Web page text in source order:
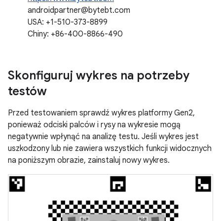
androidpartner@bytebt.com
USA: +1-510-373-8899
Chiny: +86-400-8866-490
Skonfiguruj wykres na potrzeby
testów
Przed testowaniem sprawdź wykres platformy Gen2,
ponieważ odciski palców i rysy na wykresie mogą
negatywnie wpłynąć na analizę testu. Jeśli wykres jest
uszkodzony lub nie zawiera wszystkich funkcji widocznych
na poniższym obrazie, zainstaluj nowy wykres.